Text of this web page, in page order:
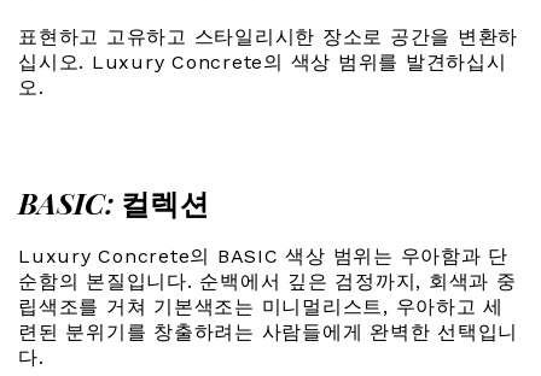
표현하고 고유하고 스타일리시한 장소로 공간을 변환하
십시오. Luxury Concrete의 색상 범위를 발견하십시
오.
BASIC: 컬렉션
Luxury Concrete의 BASIC 색상 범위는 우아함과 단
순함의 본질입니다. 순백에서 깊은 검정까지, 회색과 중
립색조를 거쳐 기본색조는 미니멀리스트, 우아하고 세
련된 분위기를 창출하려는 사람들에게 완벽한 선택입니
다.